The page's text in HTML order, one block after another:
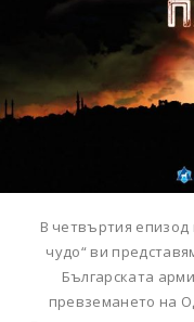
В четвъртия епизод
чудо“ ви
Българската
превземането на